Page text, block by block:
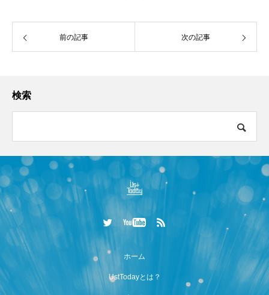
前の記事 次の記事
検索
ホーム
UstTodayとは？